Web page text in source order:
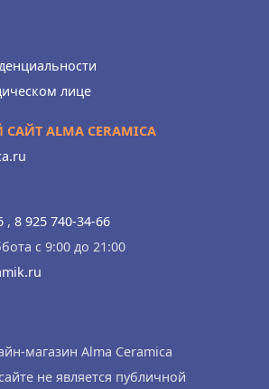
лице
ALMA CERAMICA
, 8 925 740-34-66
с 9:00 до 21:00
магазин Alma Ceramica
не является публичной